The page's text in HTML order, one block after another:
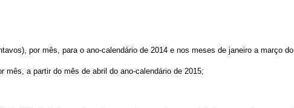
por mês, para o ano-calendário de 2014 e nos meses de janeiro a março
a partir do mês de abril do ano-calendário de 2015;